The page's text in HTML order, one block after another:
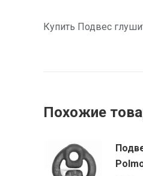
Купить Подвес
Похожие